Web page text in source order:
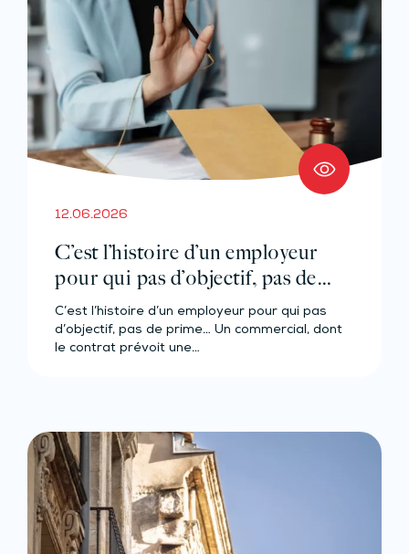
12.06.2026
C’est l’histoire d’un employeur
pour qui pas d’objectif, pas de
prime…
C’est l’histoire d’un employeur pour qui pas
d’objectif, pas de prime… Un commercial, dont
le contrat prévoit une…